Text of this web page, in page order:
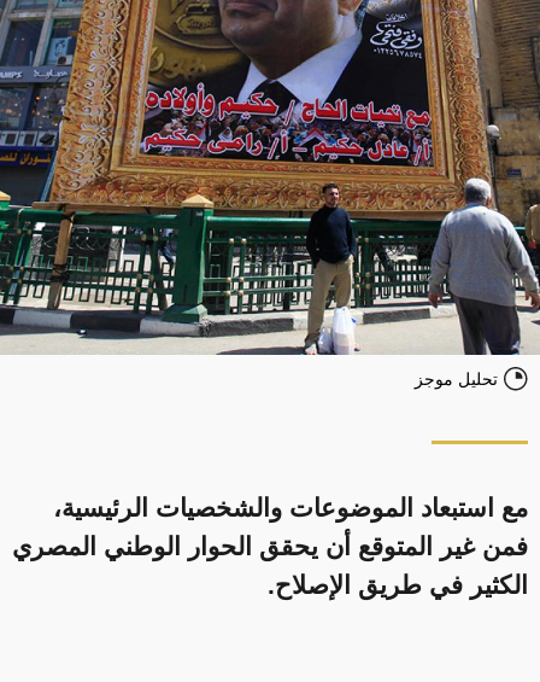
تحليل موجز
مع استبعاد الموضوعات والشخصيات الرئيسية،
فمن غير المتوقع أن يحقق الحوار الوطني المصري
الكثير في طريق الإصلاح.